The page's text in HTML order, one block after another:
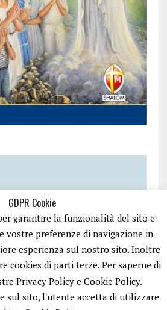
GDPR Cookie
garantire la funzionalità del sito e
vostre preferenze di navigazione in
esperienza sul nostro sito. Inoltre
cookies di parti terze. Per saperne di
Privacy Policy e Cookie Policy.
sul sito, l'utente accetta di utilizzare